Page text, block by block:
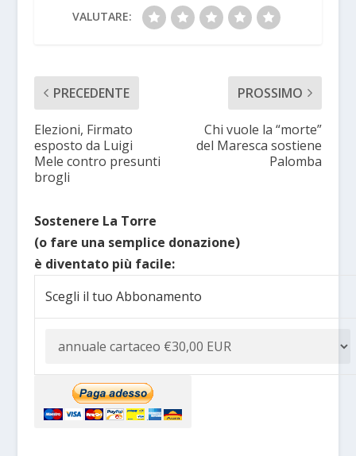
VALUTARE:
PRECEDENTE
Elezioni, Firmato
esposto da Luigi
Mele contro presunti
brogli
PROSSIMO
Chi vuole la “morte”
del Maresca sostiene
Palomba
Sostenere La Torre
(o fare una semplice donazione)
è diventato più facile:
Scegli il tuo Abbonamento